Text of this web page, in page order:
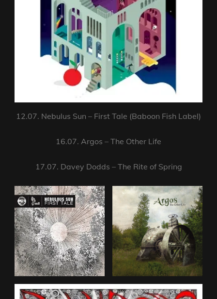
12.07. Nebulus Sun – First Tale (Baboon Fish Label)
16.07. Argos – The Other Life
17.07. Davey Dodds – The Rite of Spring